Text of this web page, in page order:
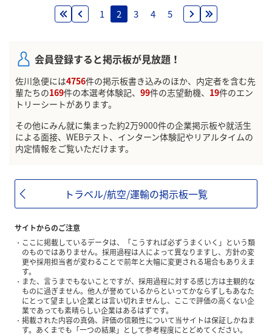
1 2 3 4 5
会員登録すると掲示板が見放題！
佐川急便には4756件の掲示板書き込みのほか、内定者を含む先
輩たちの169件の本選考体験記、 99件の志望動機、 19件のエン
トリーシートがあります。
その他にみん就に集まった約2万9000件の企業掲示板や就活生
による面接、WEBテスト、インターン体験記やリアルタイムの
内定情報をご覧いただけます。
トラベル/航空/運輸の掲示板一覧
サイトからのご注意
ここに掲載しているデータは、「こうすれば必ずうまくいく」という類
のものではありません。採用過程は人によって異なりますし、方針の変
更や採用担当者が変わることで前年と大幅に変更される場合もありえま
す。
また、言うまでもないことですが、採用過程に対する感じ方は主観的な
ものに過ぎません。他人が誉めているからといってかならずしもあなた
にとって望ましい企業とは言い切れませんし、ここで評価の高くない企
業であっても素晴らしい企業はあるはずです。
掲載された内容の真偽、評価の信頼性について当サイトは保証しかねま
す。あくまでも「一つの結果」として参考程度にとどめてください。